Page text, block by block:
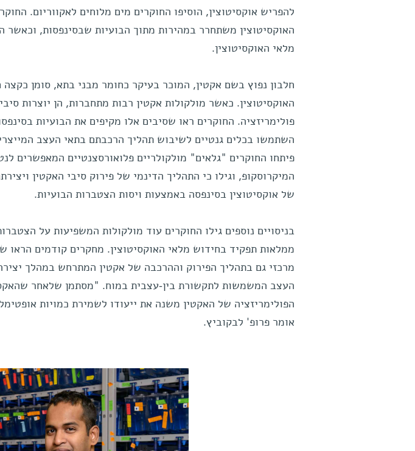
להפריש אוקסיטוצין, הוסיפו החוקרים מים מלוחים לאקווריום.
האוקסיטוצין משתחרר במהירות מתוך הבועיות שבסינפסות,
מלאי האוקסיטוצין.
חלבון נפוץ בשם אקטין, המוכר בעיקר כחומר מבני בתא, סומן
האוקסיטוצין. כאשר מולקולות אקטין רבות מתחברות, הן יוצרות
פולימריזציה. החוקרים ראו שסיבים אלו מקיפים את הבועיות
השתמשו בכלים גנטיים לשיבוש תהליך הרכבתם בתאי העצב
פיתחו החוקרים "גלאים" מולקולריים פלואורסצנטיים המאפשרים
המיקרוסקופ, וגילו כי התהליך הדינמי של פירוק סיבי האקטין
של אוקסיטוצין בסינפסה באמצעות ויסות הצטברות הבועיות.
בניסויים נוספים גילו החוקרים עוד מולקולות המשפיעות על
ממלאות תפקיד בחידוש מלאי האוקסיטוצין. מחקרים קודמים הראו
מרכזי גם בתהליך הפירוק וההרכבה של אקטין המתרחש במהלך
העצב המשמשות לתקשורת בין-עצבית במוח. "מסתמן שלאחר
הפולימריזציה של האקטין משנה את ייעודו לשמירת כמויות
אומר פרופ' לבקוביץ.